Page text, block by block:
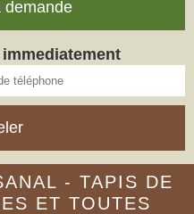
- TAPIS DE
ET TOUTES